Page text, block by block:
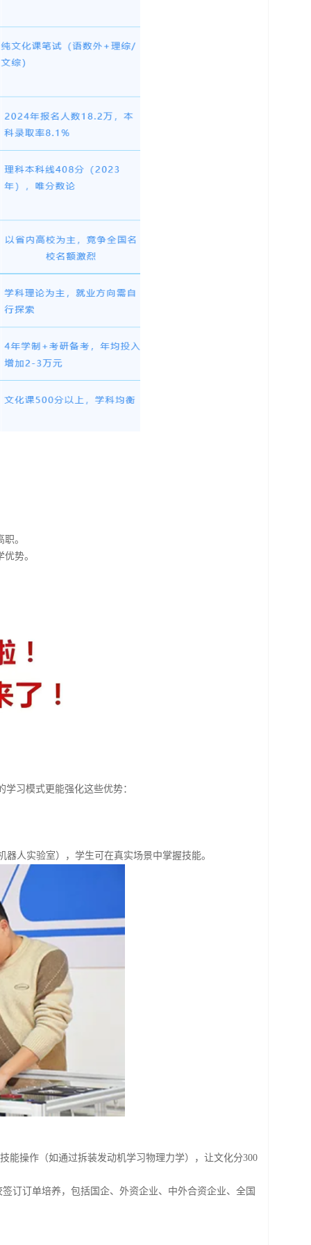
。
势。
习模式更能强化这些优势：
人实验室），学生可在真实场景中掌握技能。
能操作（如通过拆装发动机学习物理力学），让文化分300
订订单培养，包括国企、外资企业、中外合资企业、全国